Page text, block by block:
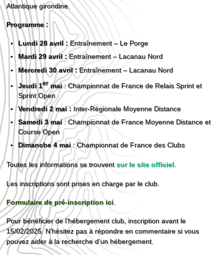
Atlantique girondine.
Programme :
Lundi 28 avril :Entraînement – Le Porge
Mardi 29 avril :Entraînement – Lacanau Nord
Mercredi 30 avril :Entraînement – Lacanau Nord
Jeudi 1ermai: Championnat de France de Relais Sprint et
Sprint Open
Vendredi 2 mai :Inter-Régionale Moyenne Distance
Samedi 3 mai: Championnat de France Moyenne Distance et
Course Open
Dimanche 4 mai: Championnat de France des Clubs
Toutes les informations se trouventsur le site officiel.
Les inscriptions sont prises en charge par le club.
Formulaire de pré-inscription ici
Pour bénéficier de l’hébergement club, inscription avant le
15/02/2025. N’hésitez pas à répondre en commentaire si vous
pouvez aider à la recherche d’un hébergement.